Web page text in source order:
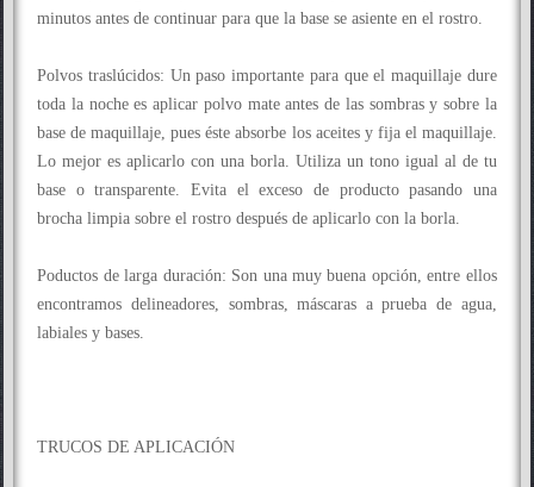
minutos antes de continuar para que la base se asiente en el rostro.
Polvos traslúcidos: Un paso importante para que el maquillaje dure
toda la noche es aplicar polvo mate antes de las sombras y sobre la
base de maquillaje, pues éste absorbe los aceites y fija el maquillaje.
Lo mejor es aplicarlo con una borla. Utiliza un tono igual al de tu
base o transparente. Evita el exceso de producto pasando una
brocha limpia sobre el rostro después de aplicarlo con la borla.
Poductos de larga duración: Son una muy buena opción, entre ellos
encontramos delineadores, sombras, máscaras a prueba de agua,
labiales y bases.
TRUCOS DE APLICACIÓN